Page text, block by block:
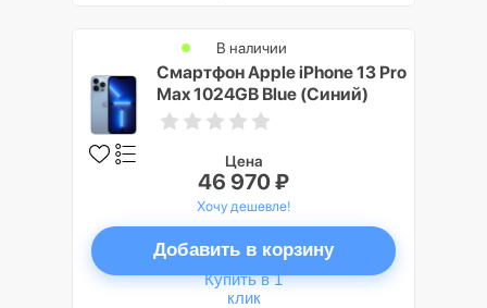
Смартфон Apple iPhone 13 Pro
Max 1024GB Blue (Синий)
В наличии
Цена
46 970 ₽
Хочу дешевле!
Добавить в корзину
Купить в 1
клик